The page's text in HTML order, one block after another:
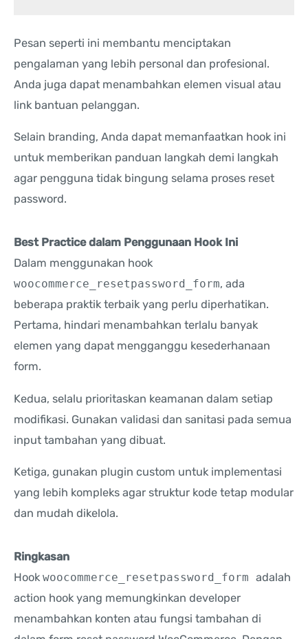
Pesan seperti ini membantu menciptakan
pengalaman yang lebih personal dan profesional.
Anda juga dapat menambahkan elemen visual atau
link bantuan pelanggan.
Selain branding, Anda dapat memanfaatkan hook ini
untuk memberikan panduan langkah demi langkah
agar pengguna tidak bingung selama proses reset
password.
Best Practice dalam Penggunaan Hook Ini
Dalam menggunakan hook
woocommerce_resetpassword_form, ada
beberapa praktik terbaik yang perlu diperhatikan.
Pertama, hindari menambahkan terlalu banyak
elemen yang dapat mengganggu kesederhanaan
form.
Kedua, selalu prioritaskan keamanan dalam setiap
modifikasi. Gunakan validasi dan sanitasi pada semua
input tambahan yang dibuat.
Ketiga, gunakan plugin custom untuk implementasi
yang lebih kompleks agar struktur kode tetap modular
dan mudah dikelola.
Ringkasan
Hook woocommerce_resetpassword_form adalah
action hook yang memungkinkan developer
menambahkan konten atau fungsi tambahan di